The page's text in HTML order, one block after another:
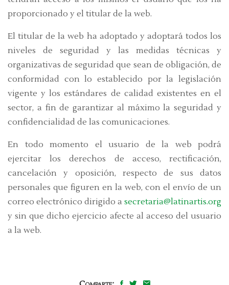
proporcionado y el titular de la web.
El titular de la web ha adoptado y adoptará todos los
niveles de seguridad y las medidas técnicas y
organizativas de seguridad que sean de obligación, de
conformidad con lo establecido por la legislación
vigente y los estándares de calidad existentes en el
sector, a fin de garantizar al máximo la seguridad y
confidencialidad de las comunicaciones.
En todo momento el usuario de la web podrá
ejercitar los derechos de acceso, rectificación,
cancelación y oposición, respecto de sus datos
personales que figuren en la web, con el envío de un
correo electrónico dirigido a secretaria@latinartis.org
y sin que dicho ejercicio afecte al acceso del usuario
a la web.